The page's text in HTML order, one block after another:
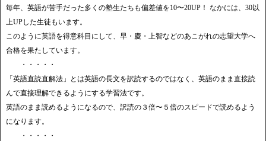
毎年、英語が苦手だった多くの塾生たちも偏差値を10〜20UP！ なかには、30以
上UPした生徒もいます。
このように英語を得意科目にして、早・慶・上智などのあこがれの志望大学へ
合格を果たしています。
・・・・・
「英語直読直解法」とは英語の長文を訳読するのではなく、英語のまま直接読
んで直接理解できるようにする学習法です。
英語のまま読めるようになるので、訳読の３倍〜５倍のスピードで読めるよう
になります。
・・・・・